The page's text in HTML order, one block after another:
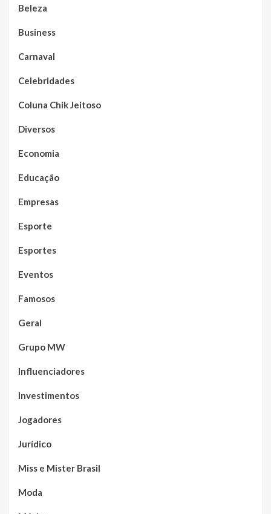
Beleza
Business
Carnaval
Celebridades
Coluna Chik Jeitoso
Diversos
Economia
Educação
Empresas
Esporte
Esportes
Eventos
Famosos
Geral
Grupo MW
Influenciadores
Investimentos
Jogadores
Jurídico
Miss e Mister Brasil
Moda